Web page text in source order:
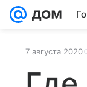
7 августа 2020